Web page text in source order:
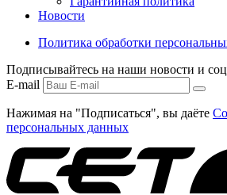
Новости
Политика обработки
Подписывайтесь на наши новости и
E-mail
Нажимая на "Подписаться", вы даёте
персональных данных